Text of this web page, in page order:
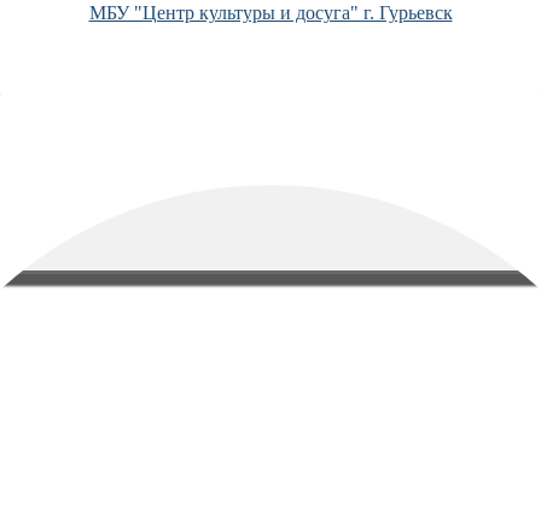
МБУ "Центр культуры и досуга" г. Гурьевск